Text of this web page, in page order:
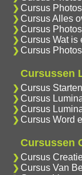
Cursus
Cursus Alles
Cursus
Cursus Wat is
Cursus
Cursussen
Cursus
Cursus
Cursus
Cursus Word
Cursussen
Cursus
Cursus Van